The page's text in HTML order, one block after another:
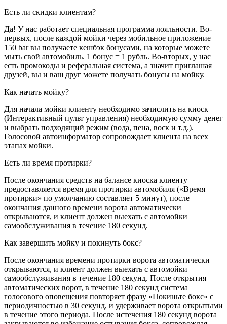
Есть ли скидки клиентам?
Да! У нас работает специальная программа лояльности. Во-
первых, после каждой мойки через мобильное приложение
150 bar вы получаете кешбэк бонусами, на которые можете
мыть свой автомобиль. 1 бонус = 1 рубль. Во-вторых, у нас
есть промокоды и реферальная система, а значит приглашая
друзей, вы и ваш друг можете получать бонусы на мойку.
Как начать мойку?
Для начала мойки клиенту необходимо зачислить на киоск
(Интерактивный пульт управления) необходимую сумму денег
и выбрать подходящий режим (вода, пена, воск и т.д.).
Голосовой автоинформатор сопровождает клиента на всех
этапах мойки.
Есть ли время протирки?
После окончания средств на балансе киоска клиенту
предоставляется время для протирки автомобиля («Время
протирки» по умолчанию составляет 5 минут), после
окончания данного времени ворота автоматически
открываются, и клиент должен выехать с автомойки
самообслуживания в течение 180 секунд.
Как завершить мойку и покинуть бокс?
После окончания времени протирки ворота автоматически
открываются, и клиент должен выехать с автомойки
самообслуживания в течение 180 секунд. После открытия
автоматических ворот, в течение 180 секунд система
голосового оповещения повторяет фразу «Покиньте бокс» с
периодичностью в 30 секунд, и удерживает ворота открытыми
в течение этого периода. После истечения 180 секунд ворота